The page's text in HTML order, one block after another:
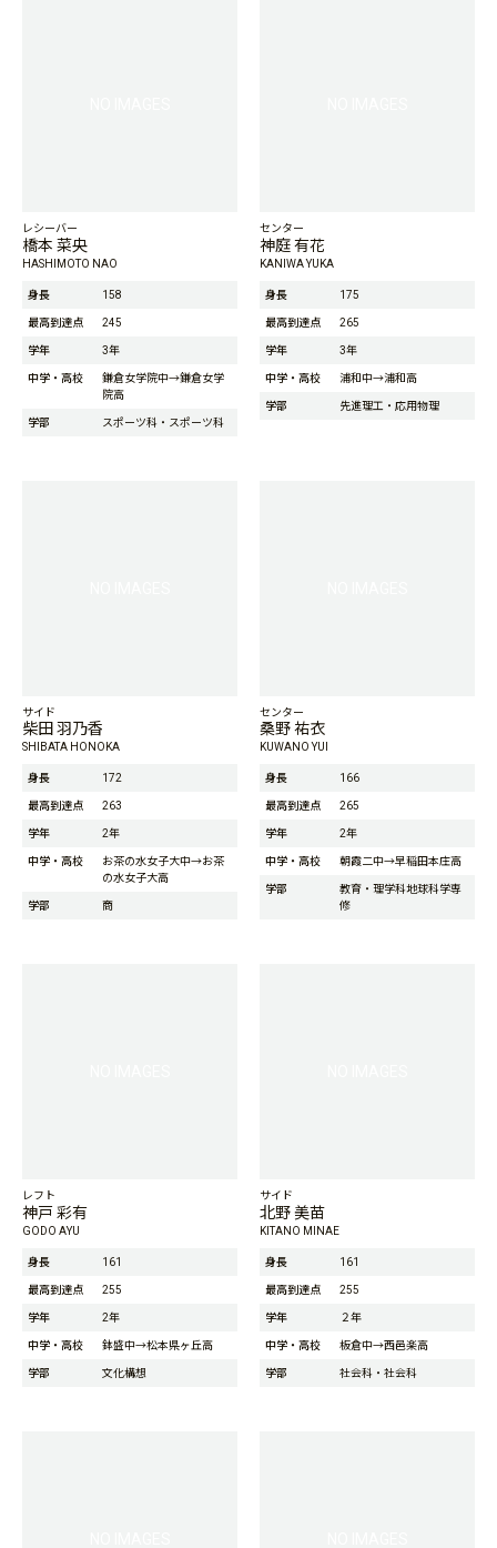
レシーバー
橋本 菜央
HASHIMOTO NAO
身長 158
最高到達点 245
学年 3年
中学・高校
鎌倉女学院中→鎌倉女学
院高
学部 スポーツ科・スポーツ科
センター
神庭 有花
KANIWA YUKA
身長 175
最高到達点 265
学年 3年
中学・高校 浦和中→浦和高
学部 先進理工・応用物理
サイド
柴田 羽乃香
SHIBATA HONOKA
身長 172
最高到達点 263
学年 2年
中学・高校
お茶の水女子大中→お茶
の水女子大高
学部 商
センター
桑野 祐衣
KUWANO YUI
身長 166
最高到達点 265
学年 2年
中学・高校 朝霞二中→早稲田本庄高
学部
教育・理学科地球科学専
修
レフト
神戸 彩有
GODO AYU
身長 161
最高到達点 255
学年 2年
中学・高校 鉢盛中→松本県ヶ丘高
学部 文化構想
サイド
北野 美苗
KITANO MINAE
身長 161
最高到達点 255
学年 ２年
中学・高校 板倉中→西邑楽高
学部 社会科・社会科